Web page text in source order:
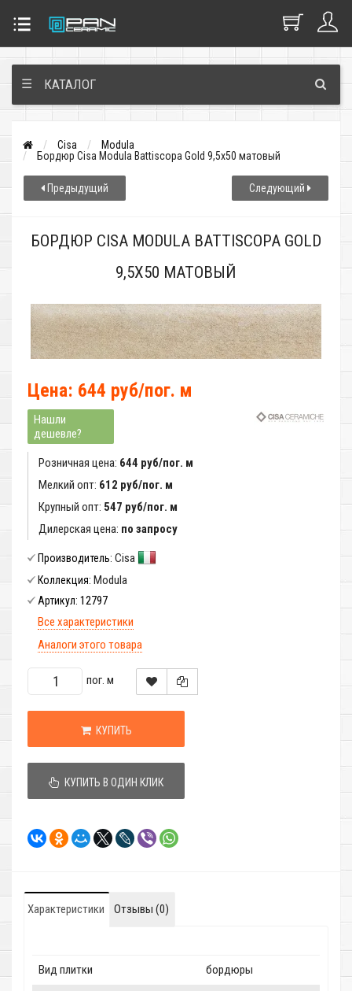
☰ КАТАЛОГ
Cisa
Modula
Бордюр Cisa Modula Battiscopa Gold 9,5x50 матовый
Предыдущий Следующий
БОРДЮР CISA MODULA BATTISCOPA GOLD
9,5X50 МАТОВЫЙ
Цена: 644 руб/пог. м
Нашли
дешевле?
Розничная цена: 644 руб/пог. м
Мелкий опт: 612 руб/пог. м
Крупный опт: 547 руб/пог. м
Дилерская цена: по запросу
Производитель: Cisa
Коллекция: Modula
Артикул: 12797
Все характеристики
Аналоги этого товара
пог. м
КУПИТЬ
КУПИТЬ В ОДИН КЛИК
Характеристики Отзывы (0)
Вид плитки бордюры